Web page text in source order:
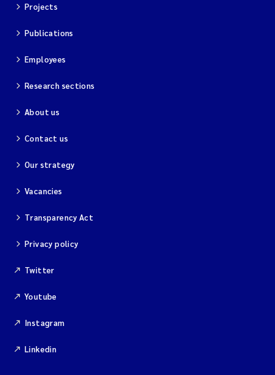
Projects
Publications
Employees
Research sections
About us
Contact us
Our strategy
Vacancies
Transparency Act
Privacy policy
Twitter
Youtube
Instagram
Linkedin